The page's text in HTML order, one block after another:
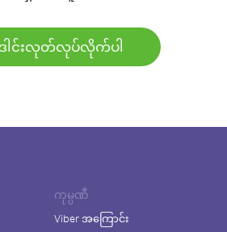
ါင်းလုတ်လုပ်လိုက်ပါ
ကုမ္ပဏီ
Viber အကြောင်း